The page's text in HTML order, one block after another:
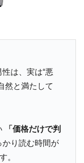
は、実は“悪
然と満たして
「価格だけで判
かり読む時間が
。